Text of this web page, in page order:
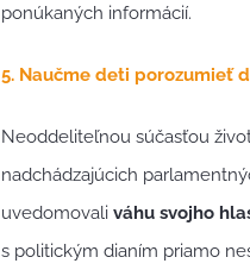
ponúkaných informácií.
5. Naučme deti porozumieť
Neoddeliteľnou súčasťou
nadchádzajúcich
uvedomovali váhu svojho
s politickým dianím priamo